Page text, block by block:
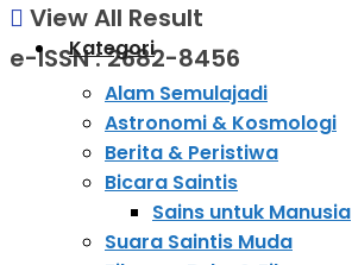
View All Result
e-ISSN : 2682-8456
Kategori
Alam Semulajadi
Astronomi & Kosmologi
Berita & Peristiwa
Bicara Saintis
Sains untuk Manusia
Suara Saintis Muda